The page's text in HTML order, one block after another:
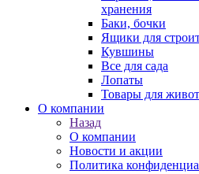
хранения
Баки, бочки
Ящики для
Кувшины
Все для сада
Лопаты
Товары для
О компании
Назад
О компании
Новости и акции
Политика